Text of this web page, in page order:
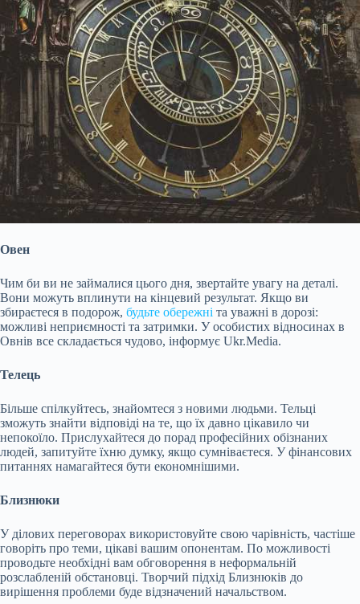
Овен
Чим би ви не займалися цього дня, звертайте увагу на деталі.
Вони можуть вплинути на кінцевий результат. Якщо ви
збираєтеся в подорож, будьте обережні та уважні в дорозі:
можливі неприємності та затримки. У особистих відносинах в
Овнів все складається чудово, інформує Ukr.Media.
Телець
Більше спілкуйтесь, знайомтеся з новими людьми. Тельці
зможуть знайти відповіді на те, що їх давно цікавило чи
непокоїло. Прислухайтеся до порад професійних обізнаних
людей, запитуйте їхню думку, якщо сумніваєтеся. У фінансових
питаннях намагайтеся бути економнішими.
Близнюки
У ділових переговорах використовуйте свою чарівність, частіше
говоріть про теми, цікаві вашим опонентам. По можливості
проводьте необхідні вам обговорення в неформальній
розслабленій обстановці. Творчий підхід Близнюків до
вирішення проблеми буде відзначений начальством.